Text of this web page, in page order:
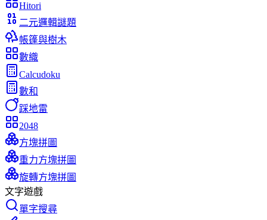
Hitori
二元邏輯謎題
帳篷與樹木
數織
Calcudoku
數和
踩地雷
2048
方塊拼圖
重力方塊拼圖
旋轉方塊拼圖
文字遊戲
單字搜尋